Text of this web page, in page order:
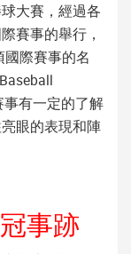
大賽，經過各
賽事的舉行，
際賽事的名
有一定的了解
眼的表現和陣
事跡